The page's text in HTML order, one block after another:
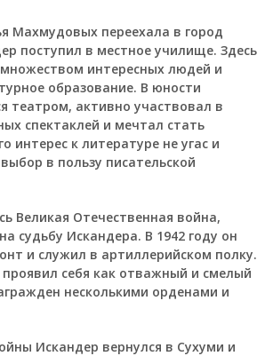
Махмудовых переехала в город
поступил в местное училище. Здесь
интересных людей и
образование. В юности
театром, активно участвовал в
спектаклей и мечтал стать
интерес к литературе не угас и
в пользу писательской
Великая Отечественная война,
судьбу Искандера. В 1942 году он
и служил в артиллерийском полку.
себя как отважный и смелый
несколькими орденами и
Искандер вернулся в Сухуми и